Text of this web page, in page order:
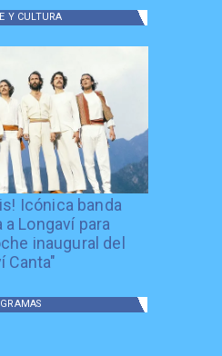
Y CULTURA
Icónica banda
Longaví para
inaugural del
Canta"